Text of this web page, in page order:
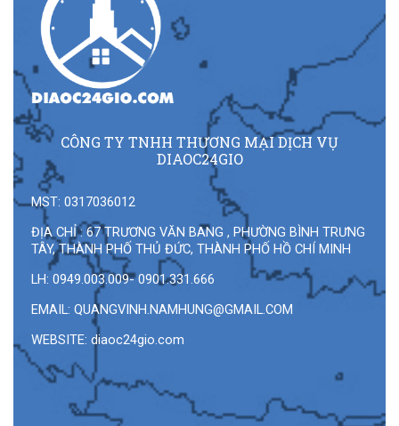
CÔNG TY TNHH THƯƠNG MẠI DỊCH VỤ
DIAOC24GIO
MST: 0317036012
ĐỊA CHỈ : 67 TRƯƠNG VĂN BANG , PHƯỜNG BÌNH TRƯNG
TÂY, THÀNH PHỐ THỦ ĐỨC, THÀNH PHỐ HỒ CHÍ MINH
LH: 0949.003.009- 0901.331.666
EMAIL: QUANGVINH.NAMHUNG@GMAIL.COM
WEBSITE: diaoc24gio.com